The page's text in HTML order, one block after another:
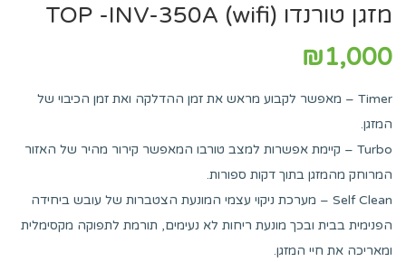
מזגן טורנדו (TOP -INV-350A (wifi
₪1,000
Timer – מאפשר לקבוע מראש את זמן ההדלקה ואת זמן הכיבוי של
המזגן.
Turbo – קיימת אפשרות למצב טורבו המאפשר קירור מהיר של האזור
המרוחק מהמזגן בתוך דקות ספורות.
Self Clean – מערכת ניקוי עצמי המונעת הצטברות של עובש ביחידה
הפנימית בבית ובכך מונעת ריחות לא נעימים, תורמת לתפוקה מקסימלית
ומאריכה את חיי המזגן.